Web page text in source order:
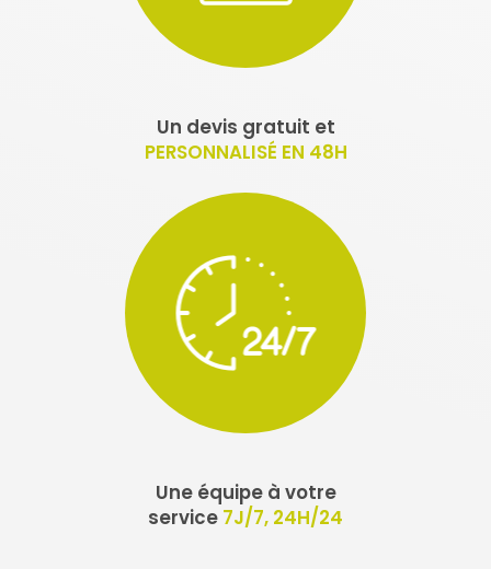
Un devis gratuit et
PERSONNALISÉ EN 48H
Une équipe à votre
service 7J/7, 24H/24